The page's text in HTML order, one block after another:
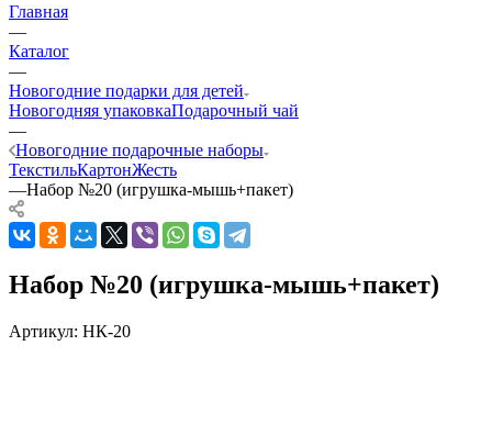
Главная
—
Каталог
—
Новогодние подарки для детей
Новогодняя упаковкаПодарочный чай
—
Новогодние подарочные наборы
ТекстильКартонЖесть
—Набор №20 (игрушка-мышь+пакет)
Набор №20 (игрушка-мышь+пакет)
Артикул: НК-20